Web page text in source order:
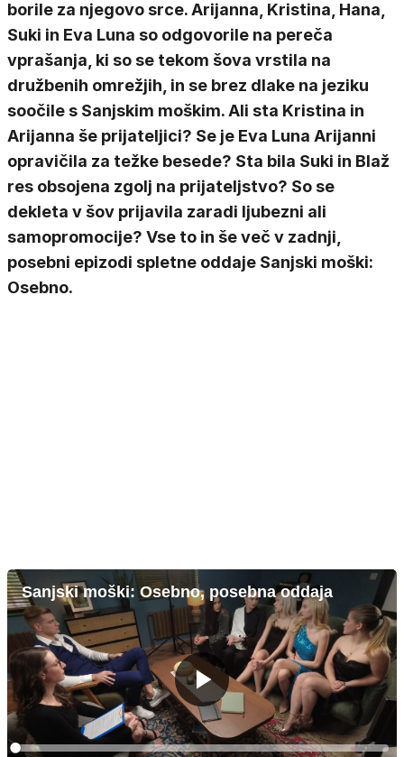
borile za njegovo srce. Arijanna, Kristina, Hana,
Suki in Eva Luna so odgovorile na pereča
vprašanja, ki so se tekom šova vrstila na
družbenih omrežjih, in se brez dlake na jeziku
soočile s Sanjskim moškim. Ali sta Kristina in
Arijanna še prijateljici? Se je Eva Luna Arijanni
opravičila za težke besede? Sta bila Suki in Blaž
res obsojena zgolj na prijateljstvo? So se
dekleta v šov prijavila zaradi ljubezni ali
samopromocije? Vse to in še več v zadnji,
posebni epizodi spletne oddaje Sanjski moški:
Osebno.
Sanjski moški: Osebno, posebna oddaja
Predvajaj
Loaded: